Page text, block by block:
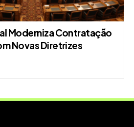
Moderniza Contratação
Novas Diretrizes